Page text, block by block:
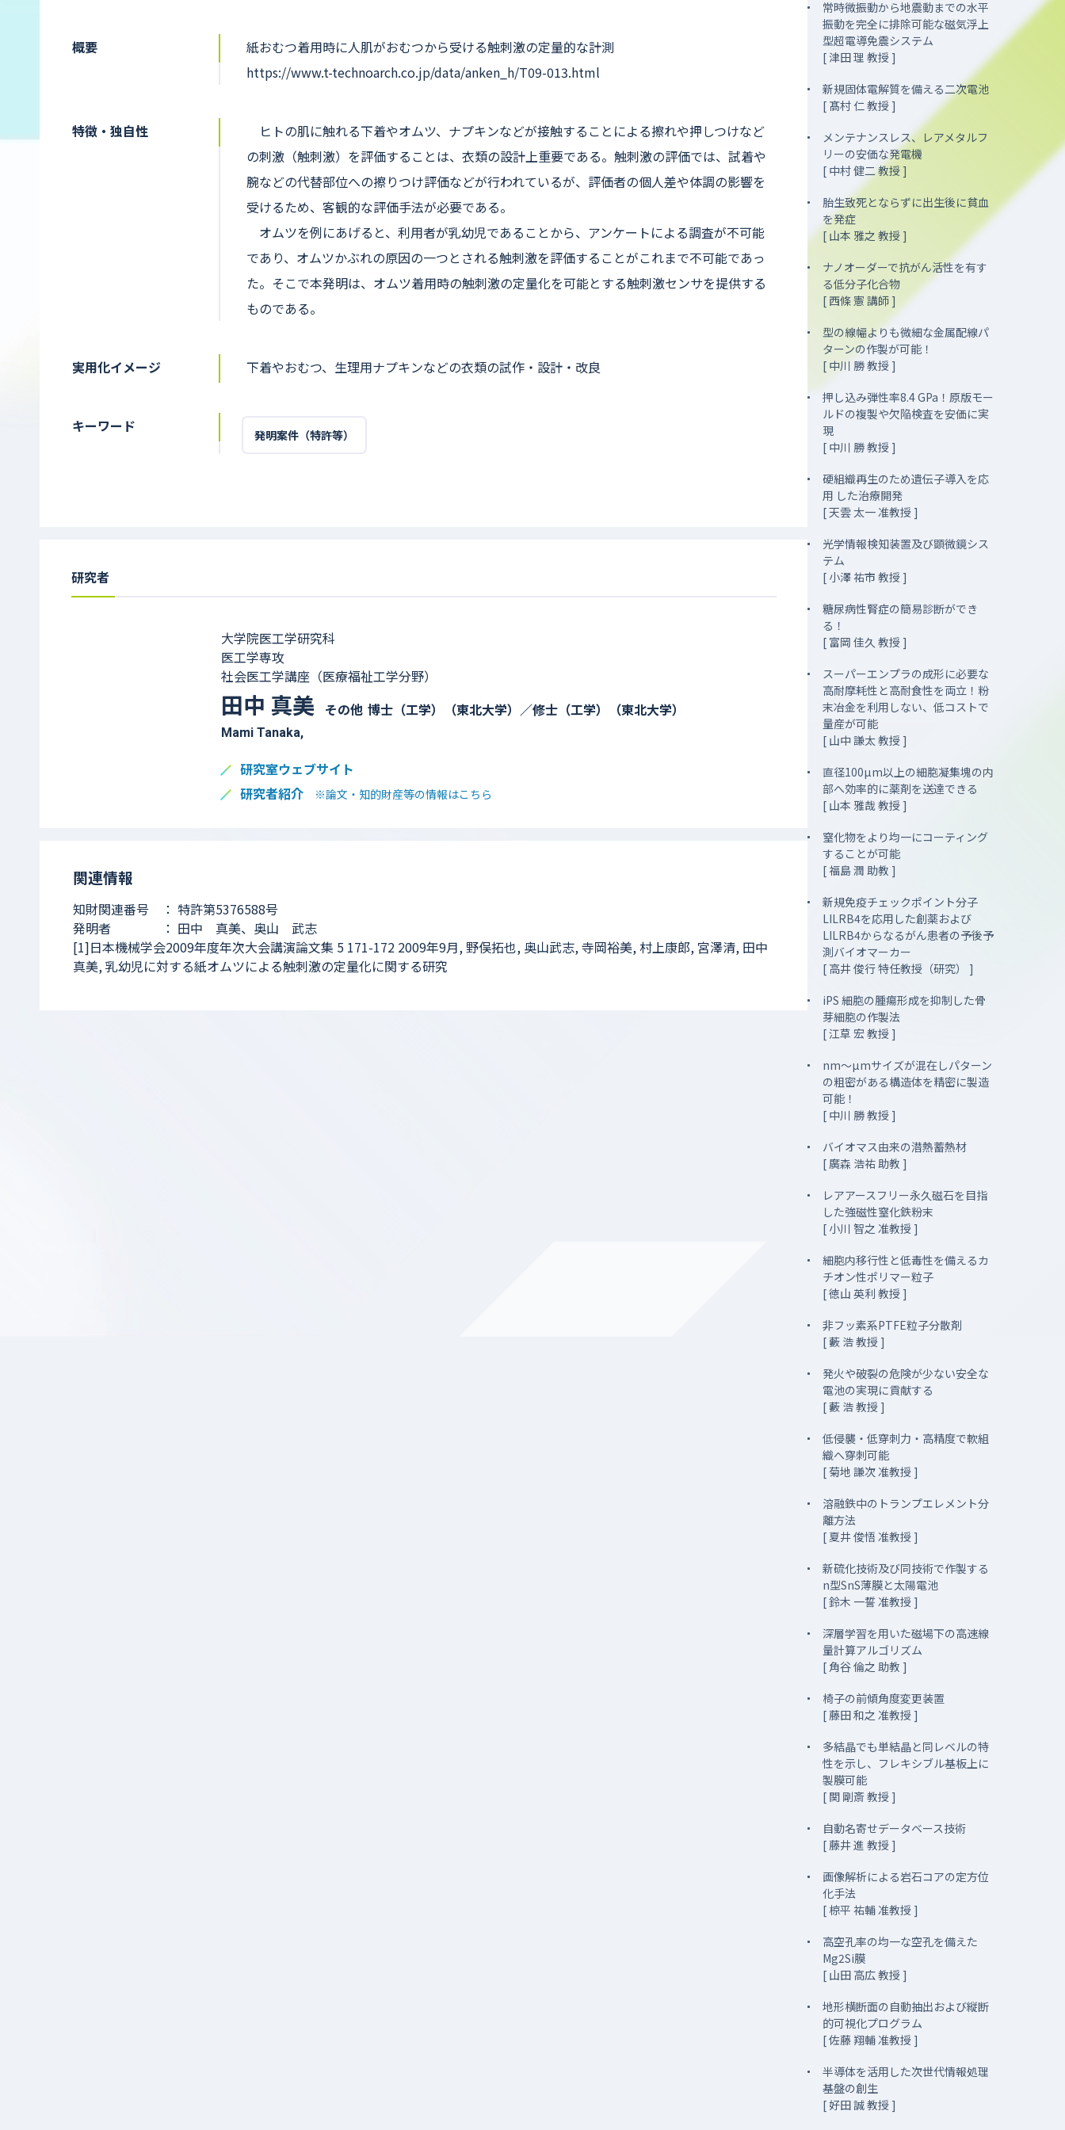
概要
紙おむつ着用時に人肌がおむつから受ける触刺激の定量的な計測
https://www.t-technoarch.co.jp/data/anken_h/T09-013.html
特徴・独自性
ヒトの肌に触れる下着やオムツ、ナプキンなどが接触することによる擦れや押しつけなど
の刺激（触刺激）を評価することは、衣類の設計上重要である。触刺激の評価では、試着や
腕などの代替部位への擦りつけ評価などが行われているが、評価者の個人差や体調の影響を
受けるため、客観的な評価手法が必要である。
オムツを例にあげると、利用者が乳幼児であることから、アンケートによる調査が不可能
であり、オムツかぶれの原因の一つとされる触刺激を評価することがこれまで不可能であっ
た。そこで本発明は、オムツ着用時の触刺激の定量化を可能とする触刺激センサを提供する
ものである。
実用化イメージ 下着やおむつ、生理用ナプキンなどの衣類の試作・設計・改良
キーワード 発明案件（特許等）
研究者
大学院医工学研究科
医工学専攻
社会医工学講座（医療福祉工学分野）
田中 真美 その他 博士（工学）（東北大学）／修士（工学）（東北大学）
Mami Tanaka,
研究室ウェブサイト
研究者紹介
※論文・知的財産等の情報はこちら
関連情報
知財関連番号 ： 特許第5376588号
発明者 ： 田中 真美、奥山 武志
[1]日本機械学会2009年度年次大会講演論文集 5 171-172 2009年9月, 野俣拓也, 奥山武志, 寺岡裕美, 村上康郎, 宮澤清, 田中
真美, 乳幼児に対する紙オムツによる触刺激の定量化に関する研究
常時微振動から地震動までの水平
振動を完全に排除可能な磁気浮上
型超電導免震システム
[ 津田 理 教授 ]
新規固体電解質を備える二次電池
[ 髙村 仁 教授 ]
メンテナンスレス、レアメタルフ
リーの安価な発電機
[ 中村 健二 教授 ]
胎生致死とならずに出生後に貧血
を発症
[ 山本 雅之 教授 ]
ナノオーダーで抗がん活性を有す
る低分子化合物
[ 西條 憲 講師 ]
型の線幅よりも微細な金属配線パ
ターンの作製が可能！
[ 中川 勝 教授 ]
押し込み弾性率8.4 GPa！原版モー
ルドの複製や欠陥検査を安価に実
現
[ 中川 勝 教授 ]
硬組織再生のため遺伝子導入を応
用 した治療開発
[ 天雲 太一 准教授 ]
光学情報検知装置及び顕微鏡シス
テム
[ 小澤 祐市 教授 ]
糖尿病性腎症の簡易診断ができ
る！
[ 富岡 佳久 教授 ]
スーパーエンプラの成形に必要な
高耐摩耗性と高耐食性を両立！粉
末冶金を利用しない、低コストで
量産が可能
[ 山中 謙太 教授 ]
直径100µm以上の細胞凝集塊の内
部へ効率的に薬剤を送達できる
[ 山本 雅哉 教授 ]
窒化物をより均一にコーティング
することが可能
[ 福島 潤 助教 ]
新規免疫チェックポイント分子
LILRB4を応用した創薬および
LILRB4からなるがん患者の予後予
測バイオマーカー
[ 高井 俊行 特任教授（研究） ]
iPS 細胞の腫瘍形成を抑制した骨
芽細胞の作製法
[ 江草 宏 教授 ]
nm～µmサイズが混在しパターン
の粗密がある構造体を精密に製造
可能！
[ 中川 勝 教授 ]
バイオマス由来の潜熱蓄熱材
[ 廣森 浩祐 助教 ]
レアアースフリー永久磁石を目指
した強磁性窒化鉄粉末
[ 小川 智之 准教授 ]
細胞内移行性と低毒性を備えるカ
チオン性ポリマー粒子
[ 徳山 英利 教授 ]
非フッ素系PTFE粒子分散剤
[ 藪 浩 教授 ]
発火や破裂の危険が少ない安全な
電池の実現に貢献する
[ 藪 浩 教授 ]
低侵襲・低穿刺力・高精度で軟組
織へ穿刺可能
[ 菊地 謙次 准教授 ]
溶融鉄中のトランプエレメント分
離方法
[ 夏井 俊悟 准教授 ]
新硫化技術及び同技術で作製する
n型SnS薄膜と太陽電池
[ 鈴木 一誓 准教授 ]
深層学習を用いた磁場下の高速線
量計算アルゴリズム
[ 角谷 倫之 助教 ]
椅子の前傾角度変更装置
[ 藤田 和之 准教授 ]
多結晶でも単結晶と同レベルの特
性を示し、フレキシブル基板上に
製膜可能
[ 関 剛斎 教授 ]
自動名寄せデータベース技術
[ 藤井 進 教授 ]
画像解析による岩石コアの定方位
化手法
[ 椋平 祐輔 准教授 ]
高空孔率の均一な空孔を備えた
Mg2Si膜
[ 山田 高広 教授 ]
地形横断面の自動抽出および縦断
的可視化プログラム
[ 佐藤 翔輔 准教授 ]
半導体を活用した次世代情報処理
基盤の創生
[ 好田 誠 教授 ]